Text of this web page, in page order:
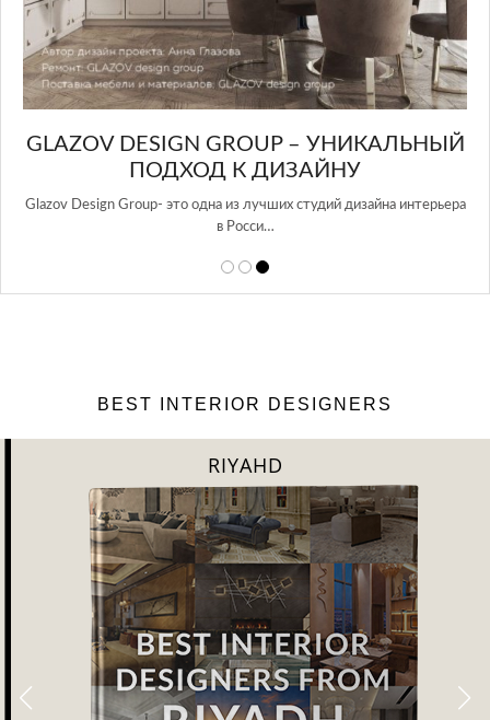
GLAZOV DESIGN GROUP – УНИКАЛЬНЫЙ
ПОДХОД К ДИЗАЙНУ
Glazov Design Group- это одна из лучших студий дизайна интерьера
в Росси…
BEST INTERIOR DESIGNERS
RIYAHD